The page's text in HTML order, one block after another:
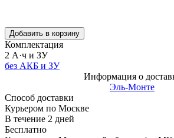
Добавить в корзину
Комплектация
2 А·ч и ЗУ
без АКБ и ЗУ
Информация о
Эль-Монте
Способ доставки
Курьером по Москве
В течение 2 дней
Бесплатно